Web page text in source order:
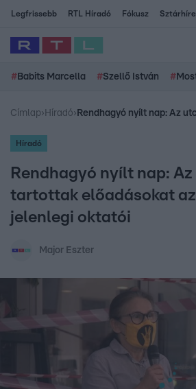
Legfrissebb RTL Híradó Fókusz
# Babits Marcella #Szellő István #
Címlap› Híradó›
Híradó
Rendhagyó nyílt nap:
tartottak előadásokat az
jelenlegi oktatói
Major Eszter